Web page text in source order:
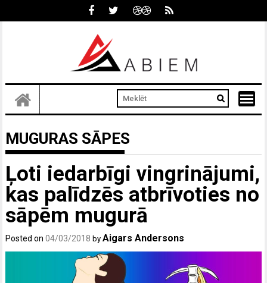
MUGURAS SĀPES
Ļoti iedarbīgi vingrinājumi,
kas palīdzēs atbrīvoties no
sāpēm mugurā
Posted on04/03/2018 byAigars Andersons